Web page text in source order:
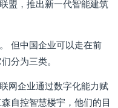
盟，推出新一代智能建筑
但中国企业可以走在前
分为三类。
网企业通过数字化能力赋
自控智慧楼宇，他们的目